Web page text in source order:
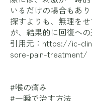
いるだけの場合もあ
探すよりも、無理を
が、結果的に回復へ
引用元： https://ic-
sore-pain-treatment/
#喉の痛み
#一瞬で治す方法